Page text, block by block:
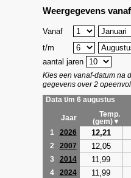
Weergegevens
Vanaf
t/m
aantal jaren
Kies een vanaf-datum na
gegevens over 2
Data t/m 6 augustus
Jaar
Temp.
(gem)▼
1
2026 12,21
2 2007 12,05
3 2014 11,99
4 2024 11,99